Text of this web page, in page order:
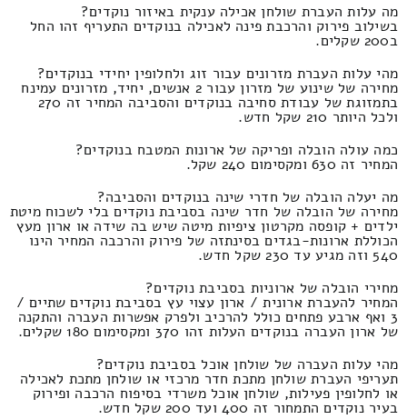
מה עלות העברת שולחן אכילה ענקית באיזור נוקדים?
בשילוב פירוק והרכבת פינה לאכילה בנוקדים התעריף זהו החל
ב200 שקלים.
מהי עלות העברת מזרונים עבור זוג ולחלופין יחידי בנוקדים?
מחירה של שינוע של מזרון עבור 2 אנשים, יחיד, מזרונים עמינח
בתמזוגת של עבודת סחיבה בנוקדים והסביבה המחיר זה 270
ולכל היותר 210 שקל חדש.
כמה עולה הובלה ופריקה של ארונות המטבח בנוקדים?
המחיר זה 630 ומקסימום 240 שקל.
מה יעלה הובלה של חדרי שינה בנוקדים והסביבה?
מחירה של הובלה של חדר שינה בסביבת נוקדים בלי לשכוח מיטת
ילדים + קופסה מקרטון ציפיות מיטה שיש בה שידה או ארון מעץ
הכוללת ארונות-בגדים בסינתזה של פירוק והרכבה המחיר הינו
540 וזה מגיע עד 230 שקל חדש.
מחירי הובלה של ארוניות בסביבת נוקדים?
המחיר להעברת ארונית / ארון עצוי עץ בסביבת נוקדים שתיים /
3 ואף ארבע פתחים כולל להרכיב ולפרק אפשרות העברה והתקנה
של ארון העברה בנוקדים העלות זהו 370 ומקסימום 180 שקלים.
מהי עלות העברה של שולחן אוכל בסביבת נוקדים?
תעריפי העברת שולחן מתכת חדר מרכזי או שולחן מתכת לאכילה
או לחלופין פעילות, שולחן אוכל משרדי בסיפוח הרכבה ופירוק
בעיר נוקדים התמחור זה 400 ועד 200 שקל חדש.